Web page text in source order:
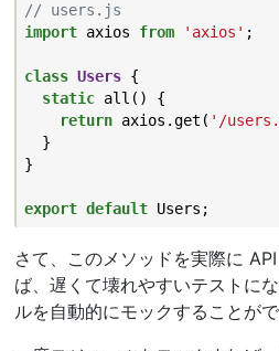
// users.js
import axios from 'axios' ;
class Users {
static all() {
return axios.get( '/
  }
}
export default
さて、このメソッドを実際に
ば、遅くて壊れやすいテストに
ルを自動的にモックすることがで